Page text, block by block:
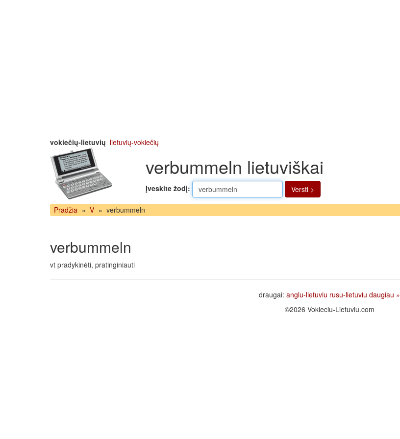
vokiečių-lietuvių lietuvių-vokiečių
verbummeln lietuviškai
Įveskite žodį: Versti >
Pradžia » V » verbummeln
verbummeln
vt pradykinėti, pratinginiauti
draugai: anglu-lietuviu rusu-lietuviu daugiau »
©2026 Vokieciu-Lietuviu.com